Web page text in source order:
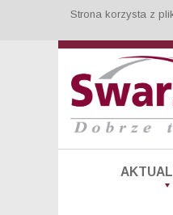
Strona korzysta z